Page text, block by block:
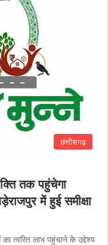
छत्तीसगढ़
तक पहुंचेगा
में हुई समीक्षा
त्वरित लाभ पहुंचाने के उद्देश्य